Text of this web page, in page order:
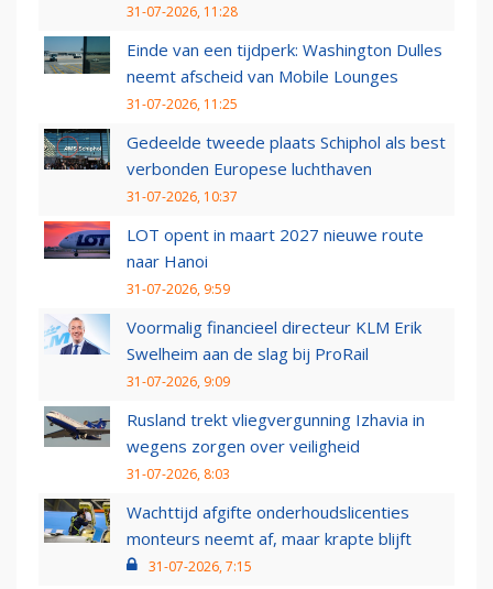
31-07-2026, 11:28
Einde van een tijdperk: Washington Dulles
neemt afscheid van Mobile Lounges
31-07-2026, 11:25
Gedeelde tweede plaats Schiphol als best
verbonden Europese luchthaven
31-07-2026, 10:37
LOT opent in maart 2027 nieuwe route
naar Hanoi
31-07-2026, 9:59
Voormalig financieel directeur KLM Erik
Swelheim aan de slag bij ProRail
31-07-2026, 9:09
Rusland trekt vliegvergunning Izhavia in
wegens zorgen over veiligheid
31-07-2026, 8:03
Wachttijd afgifte onderhoudslicenties
monteurs neemt af, maar krapte blijft
31-07-2026, 7:15